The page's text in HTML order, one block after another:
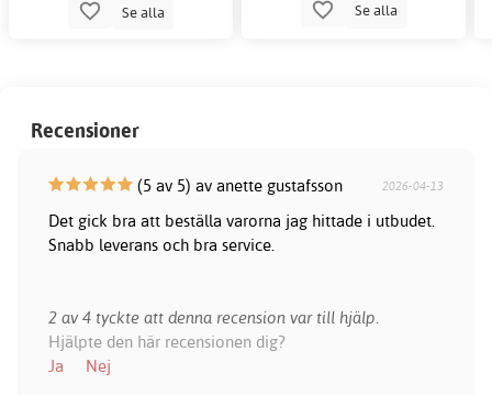
Se alla Se alla
Recensioner
(5 av 5) av anette gustafsson 2026-04-13
Det gick bra att beställa varorna jag hittade i utbudet.
Snabb leverans och bra service.
2 av 4 tyckte att denna recension var till hjälp.
Hjälpte den här recensionen dig?
Ja
Nej